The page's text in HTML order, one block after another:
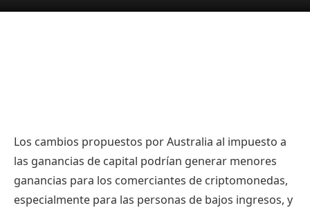
Los cambios propuestos por Australia al impuesto a
las ganancias de capital podrían generar menores
ganancias para los comerciantes de criptomonedas,
especialmente para las personas de bajos ingresos, y